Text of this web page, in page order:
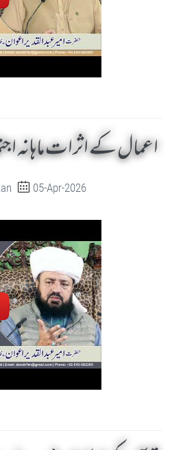
اعمال کے اثرات ماہانہ
05-Apr-2026